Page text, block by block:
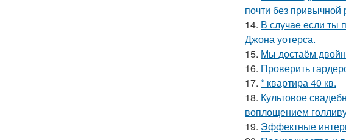
почти без
14. В случае если ты
Джона уотерса.
15. Мы достаём
16. Проверить
17. * квартира 40 кв.
18. Культовое
воплощением
19. Эффектные